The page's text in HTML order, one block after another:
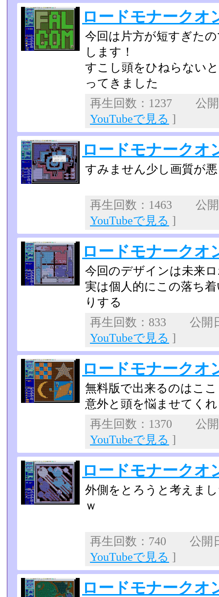
ロードモナークオ
今回は片方が短すぎた
します！
すこし頭をひねらない
ってきました
再生回数：1237 公
YouTubeで見る ]
ロードモナークオ
すみません少し画質が
再生回数：1463 公
YouTubeで見る ]
ロードモナークオ
今回のデザインは未来
実は個人的にこの落ち
りする
再生回数：833 公開
YouTubeで見る ]
ロードモナークオ
無料版で出来るのはこ
意外と頭を悩ませてく
再生回数：1370 公
YouTubeで見る ]
ロードモナークオ
外側をとろうと考えま
ｗ
再生回数：740 公開
YouTubeで見る ]
ロードモナークオ